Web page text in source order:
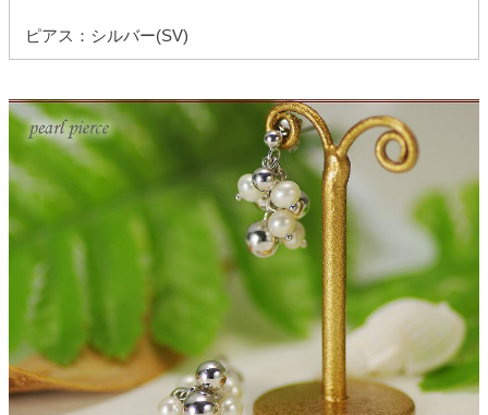
ピアス：シルバー(SV)